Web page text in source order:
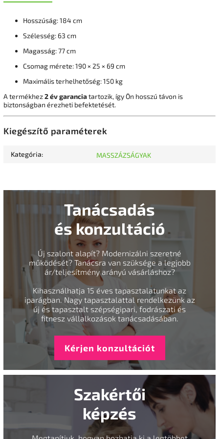
Hosszúság: 184 cm
Szélesség: 63 cm
Magasság: 77 cm
Csomag mérete: 190 × 25 × 69 cm
Maximális terhelhetőség: 150 kg
A termékhez2 év garanciatartozik, így Ön hosszú távon is
biztonságban érezheti befektetését.
Kiegészítő paraméterek
Kategória: MASSZÁZSÁGYAK
Tanácsadás
és konzultáció
Új szalont alapít? Modernizálni szeretné
működését? Tanácsra van szüksége a legjobb
ár/teljesítmény arányú vásárláshoz?
Kihasználhatja 15 éves tapasztalatunkat az
iparágban. Nagy tapasztalattal rendelkezünk az
új és tapasztalt szépségipari, fodrászati és
fitnesz vállalkozások tanácsadásában.
Kérjen konzultációt
Szakértői
képzés